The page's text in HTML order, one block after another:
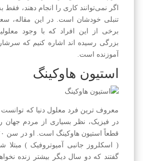
اگر نمی‌توانند کاری را انجام دهند، فقط
تنبلی خودشان است. در این مقاله،
برخی از این افراد که با وجود
بزرگی رسیده اند اشاره کنیم که
آموزنده است.
استیون هاوکینگ
معروف ترین فرد معلول دنیا که
در فیزیک، نظر بسیاری از مردم جهان
( اسکلروز جانبی آمیوتروفیک ) مبتلا
گفتند که دو سال دیگر بیشتر زنده